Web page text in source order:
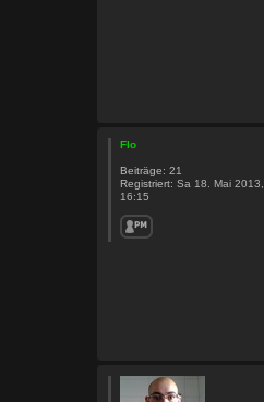
Flo
Beiträge: 21
Registriert: Sa 18. Mai 2013,
16:15